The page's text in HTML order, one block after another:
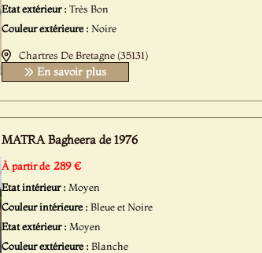
Etat extérieur : Très Bon
Couleur extérieure : Noire
Chartres De Bretagne (35131)
En savoir plus
MATRA Bagheera de 1976
À partir de 289 €
Etat intérieur : Moyen
Couleur intérieure : Bleue et Noire
Etat extérieur : Moyen
Couleur extérieure : Blanche